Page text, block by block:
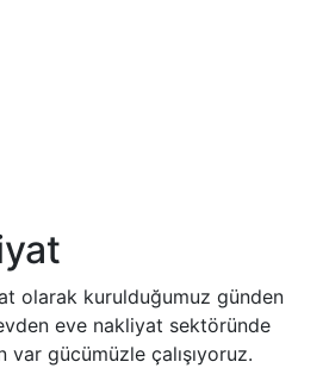
olarak kurulduğumuz günden
eve nakliyat sektöründe
gücümüzle çalışıyoruz.